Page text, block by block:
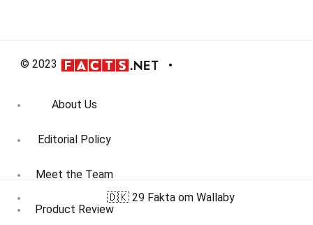
© 2023
About Us
Editorial Policy
Meet the Team
Product Review
🇩🇰 29 Fakta om Wallaby